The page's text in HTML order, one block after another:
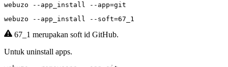
webuzo --app_install --app=git
webuzo --app_install --soft=67_1
67_1 merupakan soft id GitHub.
Untuk uninstall apps.